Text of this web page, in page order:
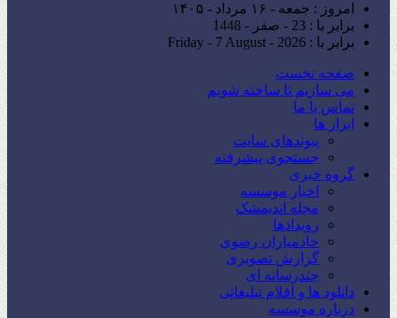
امروز : جمعه - ۱۶ مرداد - ۱۴۰۵
برابر با : 23 - صفر - 1448
برابر با : Friday - 7 August - 2026
صفحه نخست
می سازیم تا ساخته شویم
تماس با ما
ابزار ها
پیوندهای سایت
جستجوی پیشرفته
گروه خبری
اخبار موسسه
مجله اندیمشک
رویدادها
خادمیاران رضوی
گزارش تصویری
چندرسانه ای
دانلود ها و اقلام تبلیغاتی
درباره موسسه